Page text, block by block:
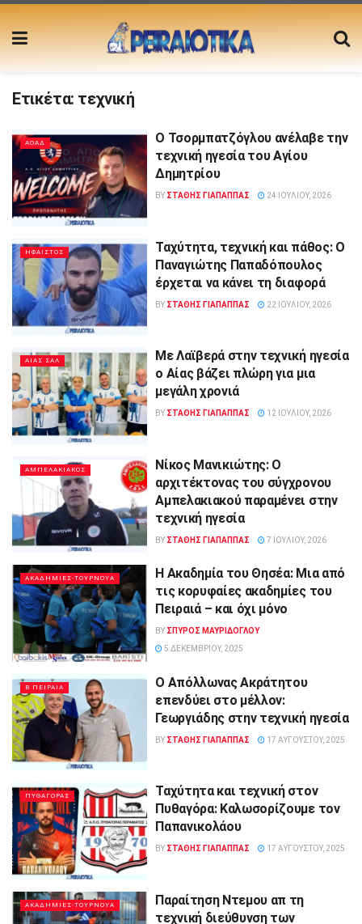
Ετικέτα: τεχνική
ΑΟΑΔ
Ο Τσορμπατζόγλου ανέλαβε την
τεχνική ηγεσία του Αγίου
Δημητρίου
BY ΣΤΑΘΗΣ ΓΊΑΠΑΠΠΑΣ 24 ΙΟΥΛΊΟΥ, 2026
ΗΦΑΙΣΤΟΣ
Ταχύτητα, τεχνική και πάθος: Ο
Παναγιώτης Παπαδόπουλος
έρχεται να κάνει τη διαφορά
BY ΣΤΑΘΗΣ ΓΊΑΠΑΠΠΑΣ 22 ΙΟΥΛΊΟΥ, 2026
ΑΙΑΣ ΣΑΛ
Με Λαϊβερά στην τεχνική ηγεσία
ο Αίας βάζει πλώρη για μια
μεγάλη χρονιά
BY ΣΤΑΘΗΣ ΓΊΑΠΑΠΠΑΣ 12 ΙΟΥΛΊΟΥ, 2026
ΑΜΠΕΛΑΚΙΑΚΟΣ
Νίκος Μανικιώτης: Ο
αρχιτέκτονας του σύγχρονου
Αμπελακιακού παραμένει στην
τεχνική ηγεσία
BY ΣΤΑΘΗΣ ΓΊΑΠΑΠΠΑΣ 7 ΙΟΥΛΊΟΥ, 2026
ΑΚΑΔΗΜΙΕΣ-ΤΟΥΡΝΟΥΑ
Η Ακαδημία του Θησέα: Μια από
τις κορυφαίες ακαδημίες του
Πειραιά – και όχι μόνο
BY ΣΠΥΡΟΣ ΜΑΥΡΙΔΟΓΛΟΥ
5 ΔΕΚΕΜΒΡΊΟΥ, 2025
Β ΠΕΙΡΑΙΑ
Ο Απόλλωνας Ακράτητου
επενδύει στο μέλλον:
Γεωργιάδης στην τεχνική ηγεσία
BY ΣΤΑΘΗΣ ΓΊΑΠΑΠΠΑΣ 17 ΑΥΓΟΎΣΤΟΥ, 2025
ΠΥΘΑΓΟΡΑΣ
Ταχύτητα και τεχνική στον
Πυθαγόρα: Καλωσορίζουμε τον
Παπανικολάου
BY ΣΤΑΘΗΣ ΓΊΑΠΑΠΠΑΣ 17 ΑΥΓΟΎΣΤΟΥ, 2025
ΑΚΑΔΗΜΙΕΣ-ΤΟΥΡΝΟΥΑ
Παραίτηση Ντεμου απ τη
τεχνική διεύθυνση των